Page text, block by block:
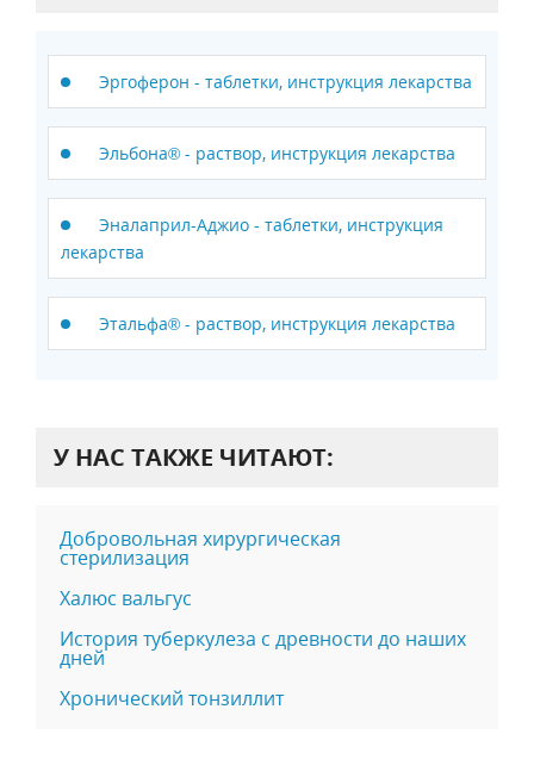
Эргоферон - таблетки, инструкция лекарства
Эльбона® - раствор, инструкция лекарства
Эналаприл-Аджио - таблетки, инструкция
лекарства
Этальфа® - раствор, инструкция лекарства
У НАС ТАКЖЕ ЧИТАЮТ:
Добровольная хирургическая
стерилизация
Халюс вальгус
История туберкулеза с древности до наших
дней
Хронический тонзиллит